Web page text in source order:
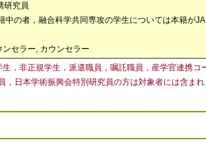
研究員
中の者，融合科学共同専攻の学生については本籍が
ンセラー, カウンセラー
，非正規学生， 派遣職員， 嘱託職員，産学官連携コ
，日本学術振興会特別研究員の方は対象者には含まれ